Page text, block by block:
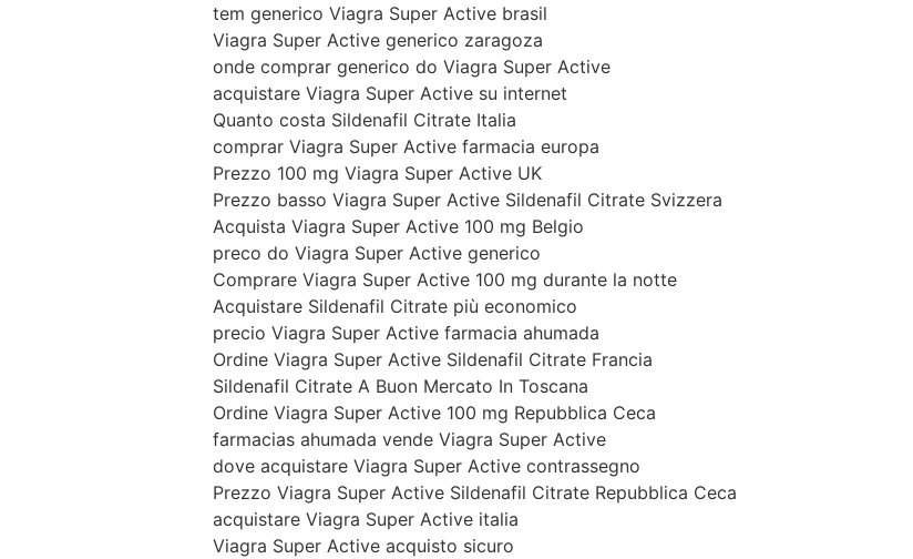
tem generico Viagra Super Active brasil
Viagra Super Active generico zaragoza
onde comprar generico do Viagra Super Active
acquistare Viagra Super Active su internet
Quanto costa Sildenafil Citrate Italia
comprar Viagra Super Active farmacia europa
Prezzo 100 mg Viagra Super Active UK
Prezzo basso Viagra Super Active Sildenafil Citrate Svizzera
Acquista Viagra Super Active 100 mg Belgio
preco do Viagra Super Active generico
Comprare Viagra Super Active 100 mg durante la notte
Acquistare Sildenafil Citrate più economico
precio Viagra Super Active farmacia ahumada
Ordine Viagra Super Active Sildenafil Citrate Francia
Sildenafil Citrate A Buon Mercato In Toscana
Ordine Viagra Super Active 100 mg Repubblica Ceca
farmacias ahumada vende Viagra Super Active
dove acquistare Viagra Super Active contrassegno
Prezzo Viagra Super Active Sildenafil Citrate Repubblica Ceca
acquistare Viagra Super Active italia
Viagra Super Active acquisto sicuro